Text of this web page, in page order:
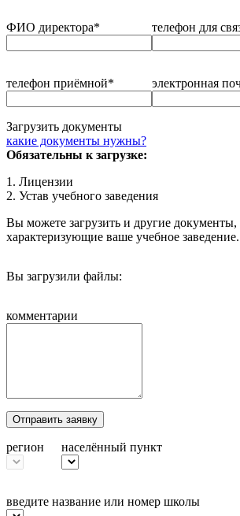
ФИО директора* телефон для
телефон приёмной* электронная
Загрузить документы
какие документы нужны?
Обязательны к загрузке:
1. Лицензии
2. Устав учебного заведения
Вы можете загрузить и другие документы,
характеризующие ваше учебное заведение.
Вы загрузили файлы:
комментарии
Отправить заявку
регион населённый пункт
введите название или номер школы